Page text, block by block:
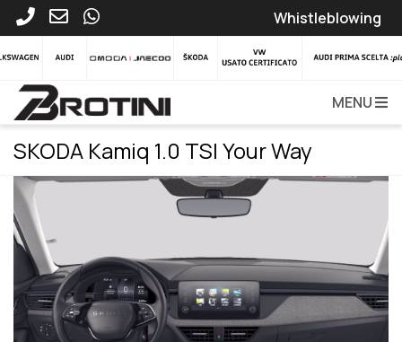
Whistleblowing
MENU
SKODA Kamiq 1.0 TSI Your Way